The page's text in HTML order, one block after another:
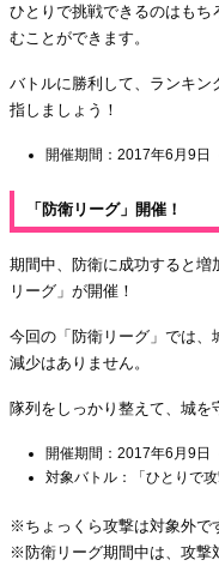
ひとりで挑戦できるのはも
むことができます。
バトルに勝利して、ランキン
指しましょう！
開催期間：2017年6月9日
「防衛リーグ」開催！
期間中、防衛に成功すると
リーグ」が開催！
今回の「防衛リーグ」では
減少はありません。
隊列をしっかり整えて、城を
開催期間：2017年6月9日
対象バトル：「ひとりで
※ちょっくら攻撃は対象外で
※防衛リーグ期間中は、攻撃